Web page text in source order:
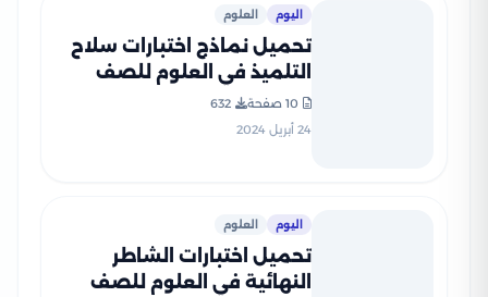
اليوم العلوم
تحميل نماذج اختبارات سلاح
التلميذ في العلوم للصف
الخامس الابتدائي مع إجاباتها
النموذجية
10 صفحة
632
24 أبريل 2024
اليوم العلوم
تحميل اختبارات الشاطر
النهائية في العلوم للصف